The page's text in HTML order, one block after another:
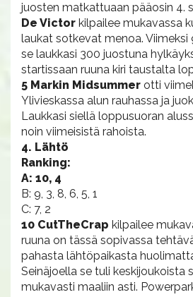
juosten matkattuaan pääosin 4.
De Victor kilpailee mukavassa
laukat sotkevat menoa. Viimeksi
se laukkasi 300 juostuna
startissaan ruuna kiri taustalta
5 Markin Midsummer otti
Ylivieskassa alun rauhassa ja
Laukkasi siellä loppusuoran
noin viimeisistä rahoista.
4. Lähtö
Ranking:
A: 10, 4
B: 9, 3, 8, 6, 5, 1
C: 7, 2
10 CutTheCrap kilpailee
ruuna on tässä sopivassa
pahasta lähtöpaikasta
Seinäjoella se tuli keskijoukoista
mukavasti maaliin asti.